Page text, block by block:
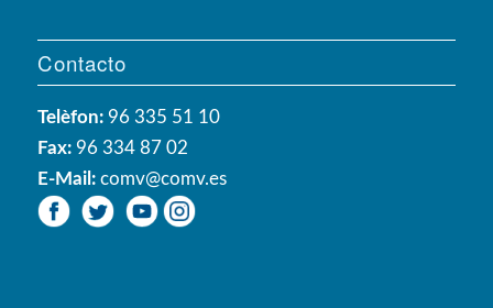
Contacto
Telèfon: 96 335 51 10
Fax:96 334 87 02
E-Mail: comv@comv.es